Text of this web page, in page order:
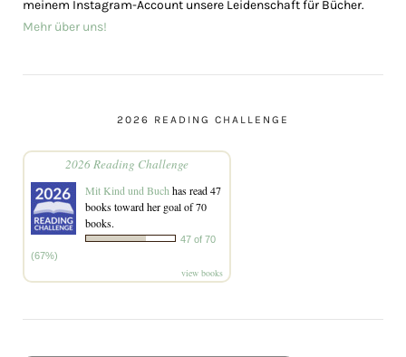
meinem Instagram-Account unsere Leidenschaft für Bücher.
Mehr über uns!
2026 READING CHALLENGE
2026 Reading Challenge
Mit Kind und Buch has read 47
books toward her goal of 70
books.
47 of 70
(67%)
view books